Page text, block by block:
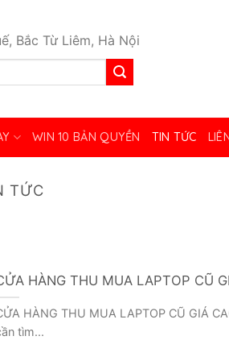
Bắc Từ Liêm, Hà Nội
WIN 10 BẢN QUYỀN TIN TỨC
TỨC
HÀNG THU MUA LAPTOP CŨ
HÀNG THU MUA LAPTOP CŨ GIÁ
tìm...